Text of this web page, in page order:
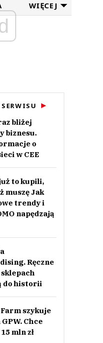
WIĘCEJ
bliżej
biznesu.
o
w CEE
to kupili,
muszę Jak
trendy i
napędzają
Ręczne
do historii
szykuje
Chce
mln zł